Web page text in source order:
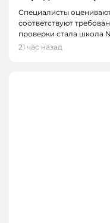
Специалисты
соответствуют
проверки стала школа
21 час назад